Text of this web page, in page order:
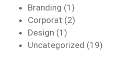
Branding (1)
Corporat (2)
Design (1)
Uncategorized (19)